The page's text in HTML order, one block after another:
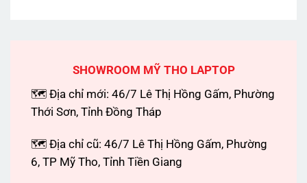
SHOWROOM MỸ THO LAPTOP
🗺 Địa chỉ mới: 46/7 Lê Thị Hồng Gấm, Phường
Thới Sơn, Tỉnh Đồng Tháp
🗺 Địa chỉ cũ: 46/7 Lê Thị Hồng Gấm, Phường
6, TP Mỹ Tho, Tỉnh Tiền Giang